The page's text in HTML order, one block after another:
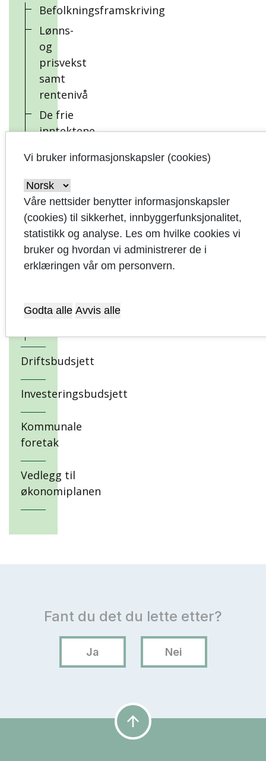
Befolkningsframskriving
Lønns-
og
prisvekst
samt
rentenivå
De frie
inntektene
Eiendomsskatt
inntekter
Den
økonomiske
situasjonen
Utvikling
Makroøkonomiske
Driftsbudsjett
Investeringsbudsjett
Kommunale
foretak
Vedlegg til
økonomiplanen
arrow_upward
Vi bruker informasjonskapsler (cookies)
Våre nettsider benytter informasjonskapsler
(cookies) til sikkerhet, innbyggerfunksjonalitet,
statistikk og analyse. Les om hvilke cookies vi
bruker og hvordan vi administrerer de i
erklæringen vår om personvern.
Godta alle Avvis alle